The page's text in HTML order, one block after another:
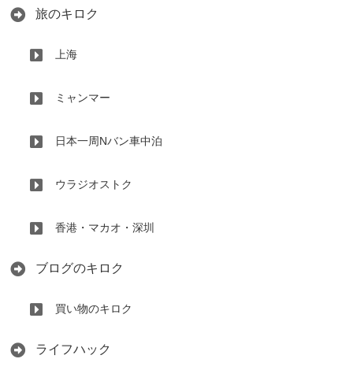
旅のキロク
上海
ミャンマー
日本一周Nバン車中泊
ウラジオストク
香港・マカオ・深圳
ブログのキロク
買い物のキロク
ライフハック